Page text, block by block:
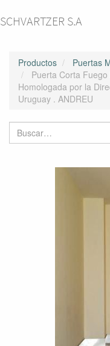
SCHVARTZER S.A
Productos
Puertas
Puerta Corta
Homologada por la
Uruguay . ANDREU